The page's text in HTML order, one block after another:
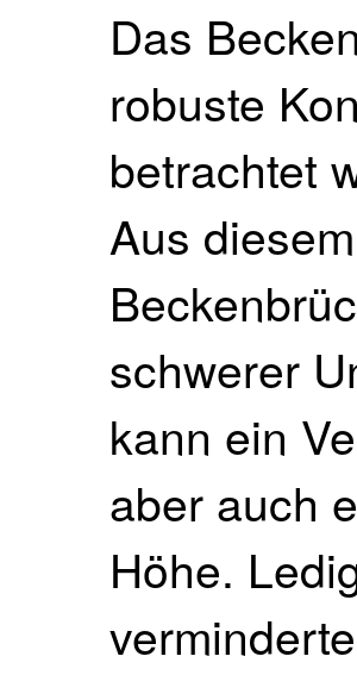
Das
robuste
betrachtet
Aus
schwerer
kann ein
aber auch
Höhe.